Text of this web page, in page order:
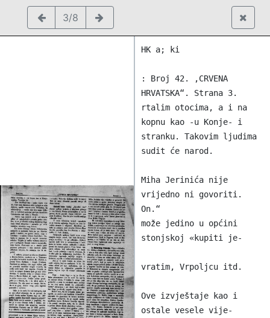
3/8
HK a; ki
: Broj 42. ,CRVENA
HRVATSKA“. Strana 3.
rtalim otocima, a i na
kopnu kao -u Konje- i
stranku. Takovim ljudima
sudit će narod.
Miha Jerinića nije
vrijedno ni govoriti.
On.“
može jedino u općini
stonjskoj «kupiti je-
vratim, Vrpoljcu itd.
Ove izvještaje kao i
ostale vesele vije-